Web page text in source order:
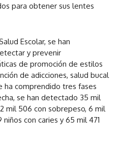
para obtener sus lentes
Escolar, se han
y prevenir
de promoción de estilos
de adicciones, salud bucal
ha comprendido tres fases
se han detectado 35 mil
mil 506 con sobrepeso, 6 mil
niños con caries y 65 mil 471